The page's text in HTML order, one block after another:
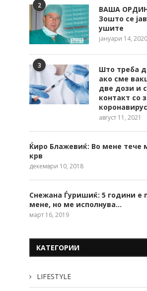
2
ВАША
Зошто се
ушите
јануари 14, 2020
3
Што треба
ако сме
две дози и
контакт со
август 11, 2021
Ќиро Блажевиќ: Во мене тече
крв
декември 10, 2018
Снежана Ѓуришиќ: 5 години е
мене, но ме исполнува…
март 16, 2019
КАТЕГОРИИ
LIFESTYLE